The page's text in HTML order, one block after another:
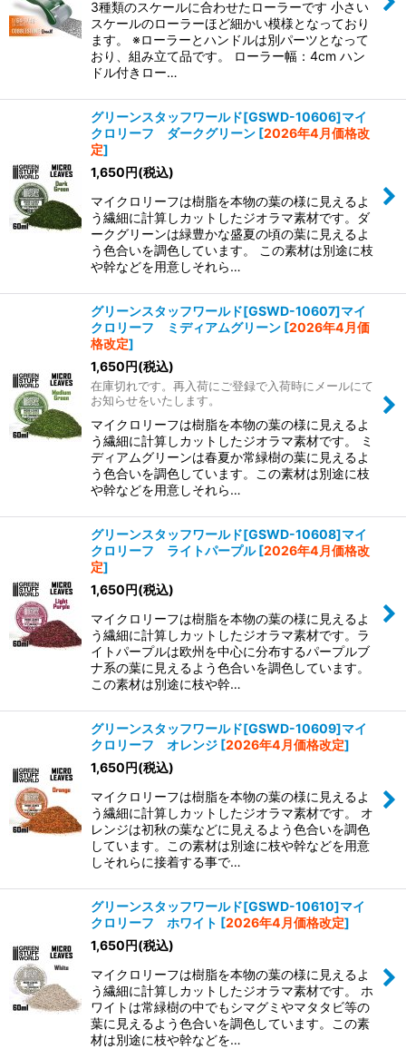
3種類のスケールに合わせたローラーです 小さい
スケールのローラーほど細かい模様となっており
ます。 ※ローラーとハンドルは別パーツとなって
おり、組み立て品です。 ローラー幅：4cm ハン
ドル付きロー…
グリーンスタッフワールド[GSWD-10606]マイ
クロリーフ ダークグリーン [2026年4月価格改
定]
1,650円(税込)
マイクロリーフは樹脂を本物の葉の様に見えるよ
う繊細に計算しカットしたジオラマ素材です。ダ
ークグリーンは緑豊かな盛夏の頃の葉に見えるよ
う色合いを調色しています。 この素材は別途に枝
や幹などを用意しそれら…
グリーンスタッフワールド[GSWD-10607]マイ
クロリーフ ミディアムグリーン [2026年4月価
格改定]
1,650円(税込)
在庫切れです。再入荷にご登録で入荷時にメールにて
お知らせをいたします。
マイクロリーフは樹脂を本物の葉の様に見えるよ
う繊細に計算しカットしたジオラマ素材です。 ミ
ディアムグリーンは春夏か常緑樹の葉に見えるよ
う色合いを調色しています。この素材は別途に枝
や幹などを用意しそれら…
グリーンスタッフワールド[GSWD-10608]マイ
クロリーフ ライトパープル [2026年4月価格改
定]
1,650円(税込)
マイクロリーフは樹脂を本物の葉の様に見えるよ
う繊細に計算しカットしたジオラマ素材です。ラ
イトパープルは欧州を中心に分布するパープルブ
ナ系の葉に見えるよう色合いを調色しています。
この素材は別途に枝や幹…
グリーンスタッフワールド[GSWD-10609]マイ
クロリーフ オレンジ [2026年4月価格改定]
1,650円(税込)
マイクロリーフは樹脂を本物の葉の様に見えるよ
う繊細に計算しカットしたジオラマ素材です。 オ
レンジは初秋の葉などに見えるよう色合いを調色
しています。この素材は別途に枝や幹などを用意
しそれらに接着する事で…
グリーンスタッフワールド[GSWD-10610]マイ
クロリーフ ホワイト [2026年4月価格改定]
1,650円(税込)
マイクロリーフは樹脂を本物の葉の様に見えるよ
う繊細に計算しカットしたジオラマ素材です。 ホ
ワイトは常緑樹の中でもシマグミやマタタビ等の
葉に見えるよう色合いを調色しています。この素
材は別途に枝や幹などを…